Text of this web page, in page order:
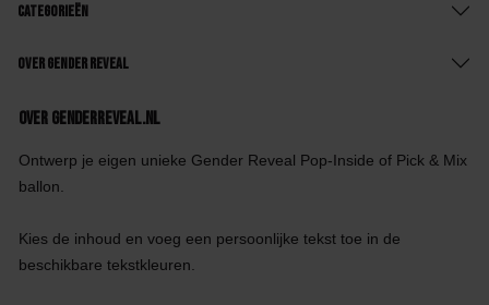
Categorieën
Over Gender Reveal
Over GenderReveal.nl
Ontwerp je eigen unieke Gender Reveal Pop-Inside of Pick & Mix
ballon.
Kies de inhoud en voeg een persoonlijke tekst toe in de
beschikbare tekstkleuren.